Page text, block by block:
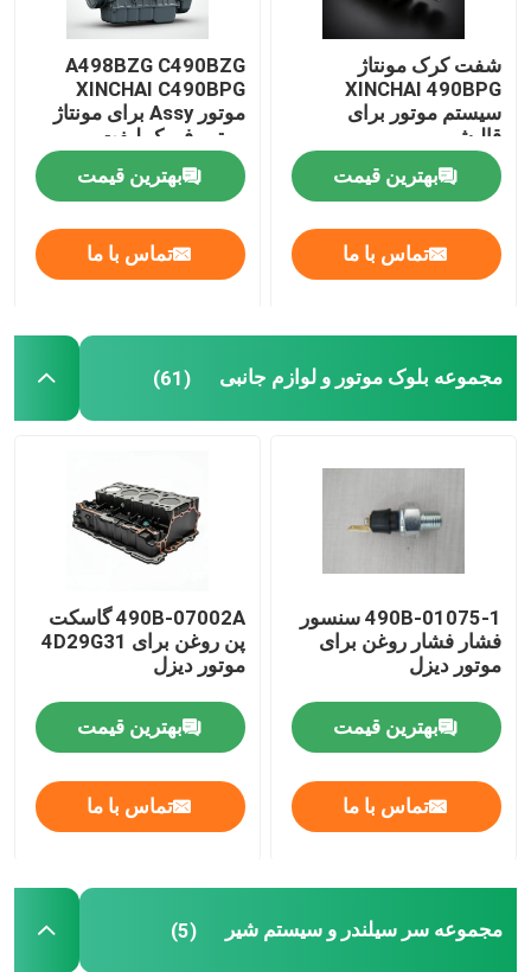
سیستم تامین روغن
سیستم خنک کننده
مونتاژ استارت
ژنراتور و کمربند مونتاژ
شفت کرک مونتاژ
XINCHAI 490BPG
سیستم موتور برای
قالیشویی
بهترین قیمت
تماس با ما
A498BZG C490BZG
XINCHAI C490BPG
موتور Assy برای مونتاژ
موتور فورک لیفت
بهترین قیمت
تماس با ما
مجموعه بلوک موتور و لوازم جانبی (61)
490B-01075-1 سنسور
فشار فشار روغن برای
موتور دیزل
بهترین قیمت
تماس با ما
490B-07002A گاسکت
پن روغن برای 4D29G31
موتور دیزل
بهترین قیمت
تماس با ما
مجموعه سر سیلندر و سیستم شیر (5)